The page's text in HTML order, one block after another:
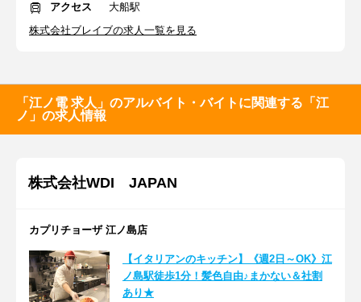
アクセス
大船駅
株式会社ブレイブの求人一覧を見る
「江ノ電 求人」のアルバイト・バイトに関連する「江
ノ」の求人情報
株式会社WDI JAPAN
カプリチョーザ 江ノ島店
【イタリアンのキッチン】《週2日～OK》江
ノ島駅徒歩1分！髪色自由♪まかない＆社割
あり★